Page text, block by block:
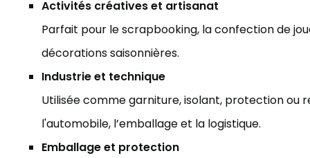
Activités créatives et artisanat
Parfait pour le scrapbooking, la confection de
décorations saisonnières.
Industrie et technique
Utilisée comme garniture, isolant, protection ou
l'automobile, l’emballage et la logistique.
Emballage et protection